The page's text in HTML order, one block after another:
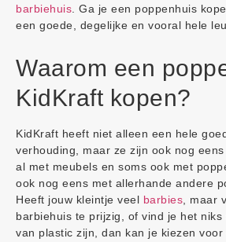
barbiehuis . Ga je een poppenhuis
een goede, degelijke en vooral hele
Waarom een
KidKraft kopen?
KidKraft heeft niet alleen een hele
verhouding, maar ze zijn ook nog
al met meubels en soms ook met
ook nog eens met allerhande andere
Heeft jouw kleintje veel barbies , maar
barbiehuis te prijzig, of vind je het
van plastic zijn, dan kan je kiezen voor